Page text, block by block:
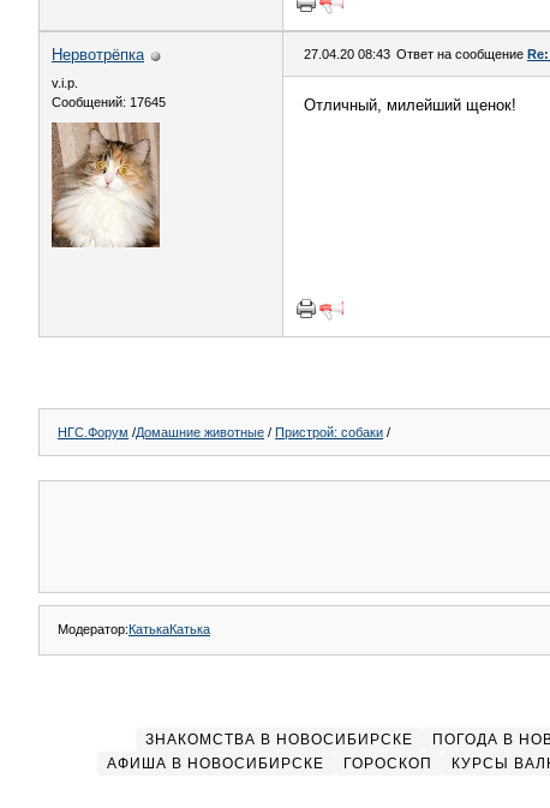
Нервотрёпка
v.i.p.
Сообщений: 17645
27.04.20 08:43 Ответ на сообщение
Отличный, милейший щенок!
НГС.Форум /Домашние животные / Пристрой: собаки /
Модератор:КатькаКатька
ЗНАКОМСТВА В НОВОСИБИРСКЕ ПОГОДА В
АФИША В НОВОСИБИРСКЕ
ГОРОСКОП КУРСЫ